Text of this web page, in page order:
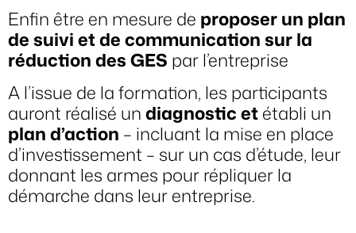
Enfin être en mesure de proposer un plan
de suivi et de communication sur la
réduction des GES par l’entreprise
A l’issue de la formation, les participants
auront réalisé undiagnostic etétabli un
plan d’action – incluant la mise en place
d’investissement – sur un cas d’étude, leur
donnant les armes pour répliquer la
démarche dans leur entreprise.